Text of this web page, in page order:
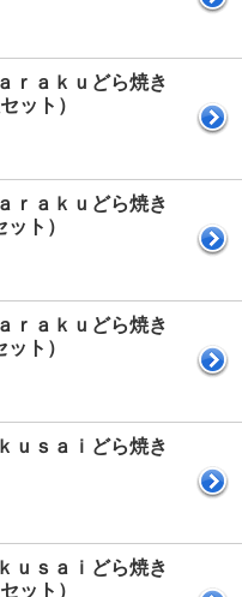
ｒａｋｕどら焼き
ット）
ｒａｋｕどら焼き
ト）
ｒａｋｕどら焼き
ト）
ｕｓａｉどら焼き
ｕｓａｉどら焼き
ット）